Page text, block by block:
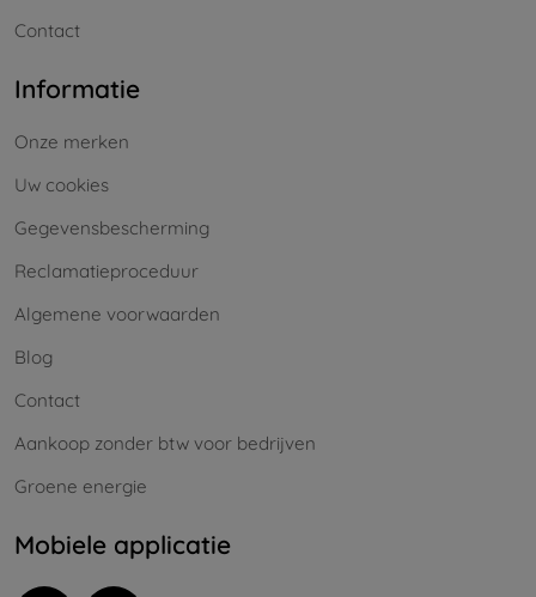
Contact
Informatie
Onze merken
Uw cookies
Gegevensbescherming
Reclamatieproceduur
Algemene voorwaarden
Blog
Contact
Aankoop zonder btw voor bedrijven
Groene energie
Mobiele applicatie